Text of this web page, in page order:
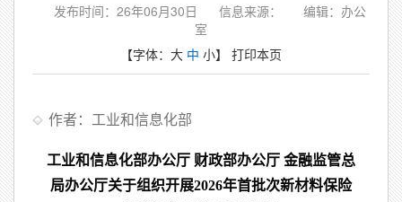
发布时间：26年06月30日 信息来源：
编辑：办公
室
【字体： 大 中 小】 打印本页
作者：工业和信息化部
工业和信息化部办公厅 财政部办公厅 金融监管总
局办公厅关于组织开展2026年首批次新材料保险